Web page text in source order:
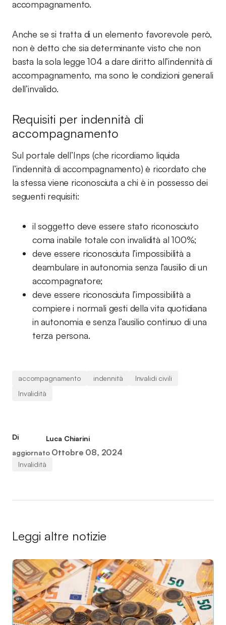
accompagnamento.
Anche se si tratta di un elemento favorevole però,
non è detto che sia determinante visto che non
basta la sola legge 104 a dare diritto all’indennità di
accompagnamento, ma sono le condizioni generali
dell’invalido.
Requisiti per indennità di
accompagnamento
Sul portale dell’Inps (che ricordiamo liquida
l’indennità di accompagnamento) è ricordato che
la stessa viene riconosciuta a chi è in possesso dei
seguenti requisiti:
il soggetto deve essere stato riconosciuto
coma inabile totale con invalidità al 100%;
deve essere riconosciuta l’impossibilità a
deambulare in autonomia senza l’ausilio di un
accompagnatore;
deve essere riconosciuta l’impossibilità a
compiere i normali gesti della vita quotidiana
in autonomia e senza l’ausilio continuo di una
terza persona.
accompagnamento indennità
Invalidi civili
Invalidità
Di
Luca Chiarini
aggiornato Ottobre 08, 2024
Invalidità
Leggi altre notizie